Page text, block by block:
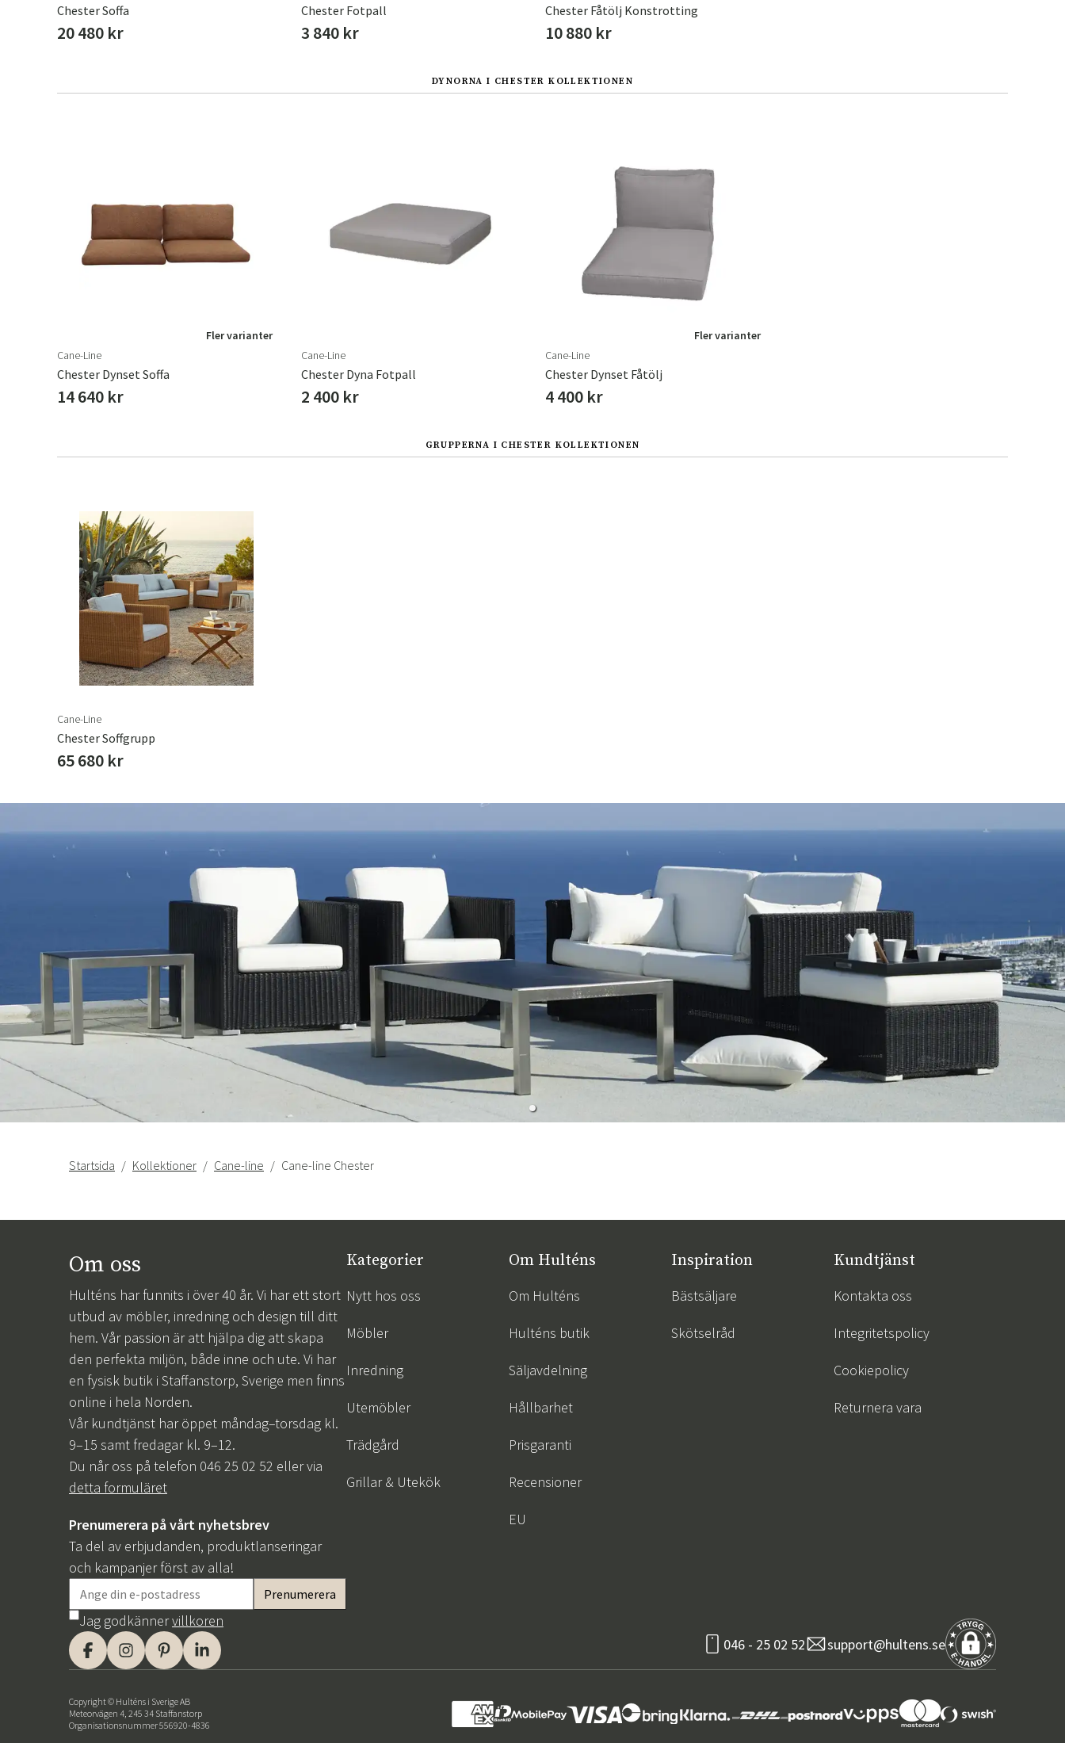
Chester Soffa
20 480 kr
Chester Fotpall
3 840 kr
Chester Fåtölj Konstrotting
10 880 kr
DYNORNA I CHESTER KOLLEKTIONEN
Fler varianter
Cane-Line
Chester Dynset Soffa
14 640 kr
Cane-Line
Chester Dyna Fotpall
2 400 kr
Fler varianter
Cane-Line
Chester Dynset Fåtölj
4 400 kr
GRUPPERNA I CHESTER KOLLEKTIONEN
Cane-Line
Chester Soffgrupp
65 680 kr
Startsida Kollektioner Cane-line Cane-line Chester
Om oss
Hulténs har funnits i över 40 år. Vi har ett stort
utbud av möbler, inredning och design till ditt
hem. Vår passion är att hjälpa dig att skapa
den perfekta miljön, både inne och ute. Vi har
en fysisk butik i Staffanstorp, Sverige men finns
online i hela Norden.
Vår kundtjänst har öppet måndag–torsdag kl.
9–15 samt fredagar kl. 9–12.
Du når oss på telefon 046 25 02 52 eller via
detta formuläret
Prenumerera på vårt nyhetsbrev
Ta del av erbjudanden, produktlanseringar
och kampanjer först av alla!
Jag godkännervillkoren
Kategorier
Nytt hos oss
Möbler
Inredning
Utemöbler
Trädgård
Grillar & Utekök
Om Hulténs
Om Hulténs
Hulténs butik
Säljavdelning
Hållbarhet
Prisgaranti
Recensioner
EU
Inspiration
Bästsäljare
Skötselråd
Kundtjänst
Kontakta oss
Integritetspolicy
Cookiepolicy
Returnera vara
046 - 25 02 52 support@hultens.se
Copyright © Hulténs i Sverige AB
Meteorvägen 4, 245 34 Staffanstorp
Organisationsnummer 556920-4836